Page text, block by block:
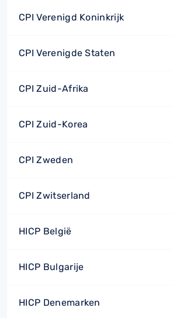
CPI Verenigd Koninkrijk
CPI Verenigde Staten
CPI Zuid-Afrika
CPI Zuid-Korea
CPI Zweden
CPI Zwitserland
HICP België
HICP Bulgarije
HICP Denemarken